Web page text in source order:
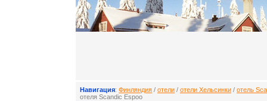
Навигация: Финляндия / отели / отели Хельсинки / отель
отеля Scandic Espoo